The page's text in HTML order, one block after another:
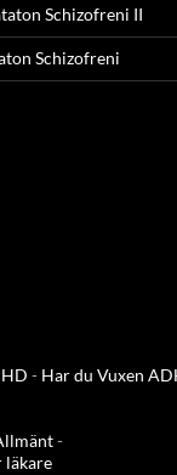
Schizofreni II
Schizofreni
- Har du Vuxen
-